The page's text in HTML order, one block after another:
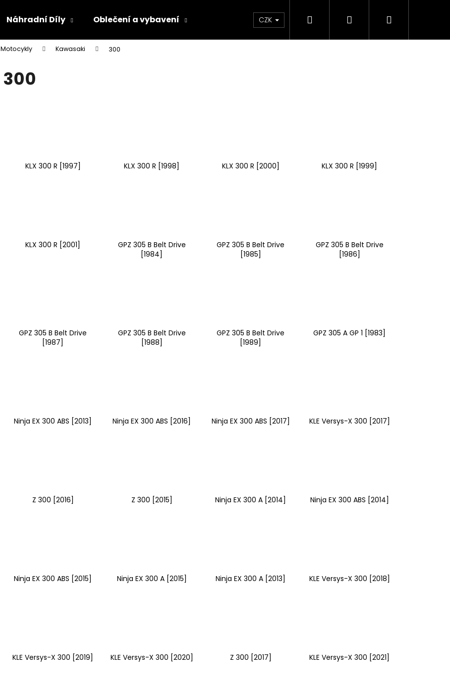
Náhradní Díly Oblečení a vybavení Oleje & Maziva Příslušenství Dárkové
CZK Hledat PřihlášeníNákupní
Motocykly Kawasaki 300
300
KLX 300 R [1997] KLX 300 R [1998] KLX 300 R [2000] KLX 300 R [1999]
KLX 300 R [2001]
GPZ 305 B Belt Drive
[1984]
GPZ 305 B Belt Drive
[1985]
GPZ 305 B Belt Drive
[1986]
GPZ 305 B Belt Drive
[1987]
GPZ 305 B Belt Drive
[1988]
GPZ 305 B Belt Drive
[1989]
GPZ 305 A GP 1 [1983]
Ninja EX 300 ABS [2013] Ninja EX 300 ABS [2016] Ninja EX 300 ABS [2017] KLE Versys-X 300 [2017]
Z 300 [2016] Z 300 [2015] Ninja EX 300 A [2014] Ninja EX 300 ABS [2014]
Ninja EX 300 ABS [2015] Ninja EX 300 A [2015] Ninja EX 300 A [2013] KLE Versys-X 300 [2018]
KLE Versys-X 300 [2019] KLE Versys-X 300 [2020] Z 300 [2017] KLE Versys-X 300 [2021]
Co potřebujete najít?
180 Kč
DEMONX, WPB